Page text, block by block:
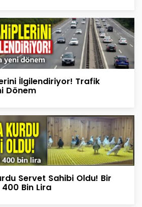
İlgilendiriyor! Trafik
Dönem
Servet Sahibi Oldu! Bir
Bin Lira